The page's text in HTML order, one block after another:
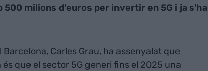
500 milions d'euros per invertir en 5G i ja s'ha
Carles Grau, ha assenyalat que
que el sector 5G generi fins el 2025 una